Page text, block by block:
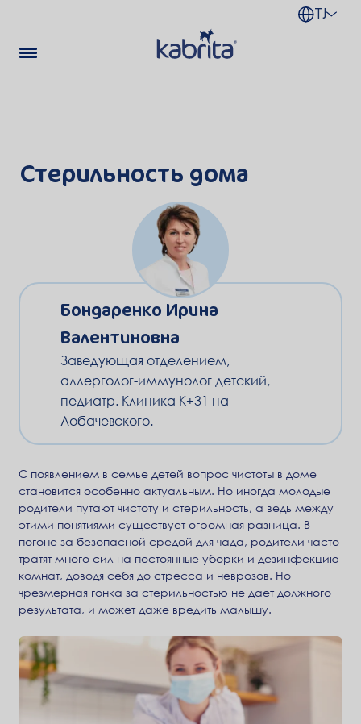
TJ
Стерильность дома
Бондаренко Ирина
Валентиновна
Заведующая отделением,
аллерголог-иммунолог детский,
педиатр. Клиника К+31 на
Лобачевского.
С появлением в семье детей вопрос чистоты в доме
становится особенно актуальным. Но иногда молодые
родители путают чистоту и стерильность, а ведь между
этими понятиями существует огромная разница. В
погоне за безопасной средой для чада, родители часто
тратят много сил на постоянные уборки и дезинфекцию
комнат, доводя себя до стресса и неврозов. Но
чрезмерная гонка за стерильностью не дает должного
результата, и может даже вредить малышу.